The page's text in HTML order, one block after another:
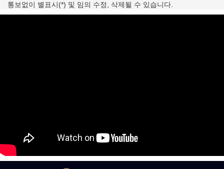
통보없이 별표시(*) 및 임의 수정, 삭제될 수 있습니다.